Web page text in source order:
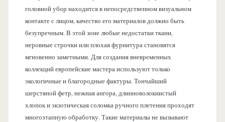
головной убор находится в непосредственном визуальном
контакте с лицом, качество его материалов должно быть
безупречным. В этой зоне любые недостатки ткани,
неровные строчки или плохая фурнитура становятся
мгновенно заметными. Для создания вневременных
коллекций европейские мастера используют только
экологичные и благородные фактуры. Тончайший
шерстяной фетр, нежная ангора, длинноволокнистый
хлопок и экзотическая соломка ручного плетения проходят
многоэтапную обработку. Такие материалы не вызывают